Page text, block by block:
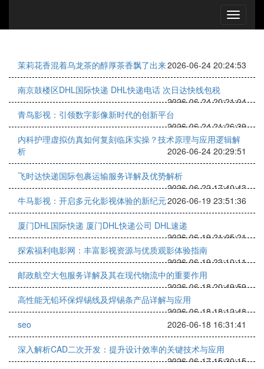
茉莉花香混着乌龙茶的醇厚茶香飘了出来2026-06-24 20:24:53
南京鼓楼区DHL国际快递 DHL快递电话 次日达快线包税
2026-06-24 20:21:04
青鸟影视：引领数字影像新时代的创新平台
2026-06-24 21:26:39
内科护理虚拟仿真如何复刻临床实操？技术原理与应用逻辑解
析
2026-06-24 20:29:51
飞时达快递国际包裹运输服务详解及优势解析
2026-06-22 17:40:43
牛马影视：开启多元化影视体验的新纪元2026-06-19 23:51:36
厦门DHL国际快递 厦门DHL快递公司 DHL速递
2026-06-19 21:05:21
探索福利电影网：丰富影视资源与优质观影体验指南
2026-06-19 23:10:11
邮政航空大包服务详解及其在现代物流中的重要作用
2026-06-18 20:49:59
高性能无铅环保焊锡线及焊锡条产品详解与应用
2026-06-18 18:12:48
seo
2026-06-18 16:31:41
深入解析CAD二次开发：提升设计效率的关键技术与应用
2026-06-17 15:30:15